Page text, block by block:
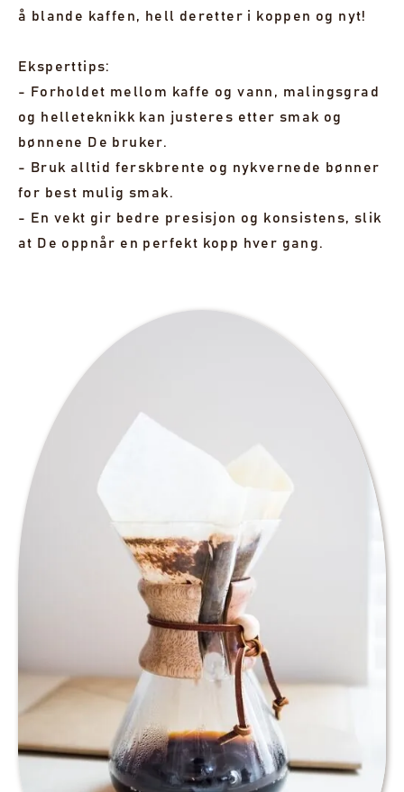
å blande kaffen, hell deretter i koppen og nyt!
Eksperttips:
- Forholdet mellom kaffe og vann, malingsgrad
og helleteknikk kan justeres etter smak og
bønnene De bruker.
- Bruk alltid ferskbrente og nykvernede bønner
for best mulig smak.
- En vekt gir bedre presisjon og konsistens, slik
at De oppnår en perfekt kopp hver gang.